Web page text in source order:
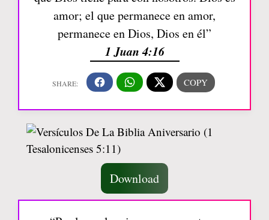
amor; el que permanece en amor,
permanece en Dios, Dios en él”
1 Juan 4:16
Download